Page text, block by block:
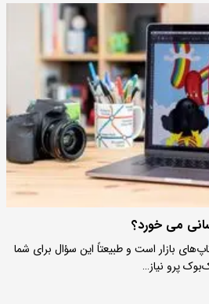
می خورد؟
بازار است و طبیعتاً این سؤال برای شما
پرو نیاز…